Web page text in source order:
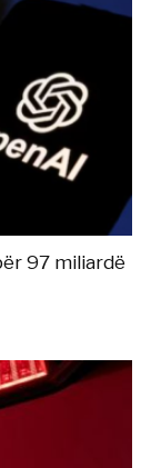
97 miliardë